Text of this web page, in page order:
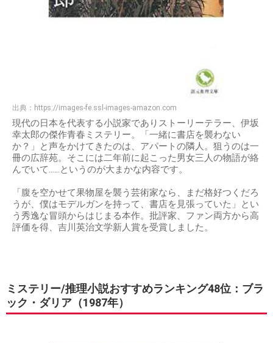
出典： https://images-fe.ssl-images-amazon.com
現代の日本を代表する小説家でありストーリーテラー、伊坂
幸太郎の傑作青春ミステリー。「一緒に書店を襲わない
か？」と声をかけてきたのは、アパートの隣人。狙うのは一
冊の広辞苑。そこには二年前に起こった男女三人の物語が絡
んでいて……というのが大まかな内容です。
「腹を空かせて果物屋を襲う芸術家なら、まだ格好つくだろ
うが、僕はモデルガンを持って、書店を見張っていた」とい
う秀逸な冒頭からはじまる本作。批評家、ファン両方から高
評価を得、吉川英治文学新人賞を受賞しました。
ミステリー/推理小説おすすめランキング48位：ブラ
ック・ダリア（1987年）